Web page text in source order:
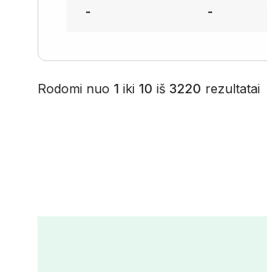
-
-
Rodomi nuo 1 iki 10 iš 3220 rezultatai